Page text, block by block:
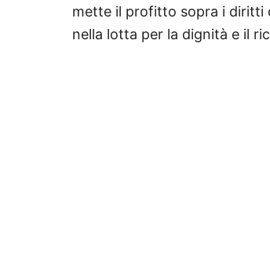
mette il profitto sopra i diritti
nella lotta per la dignità e il